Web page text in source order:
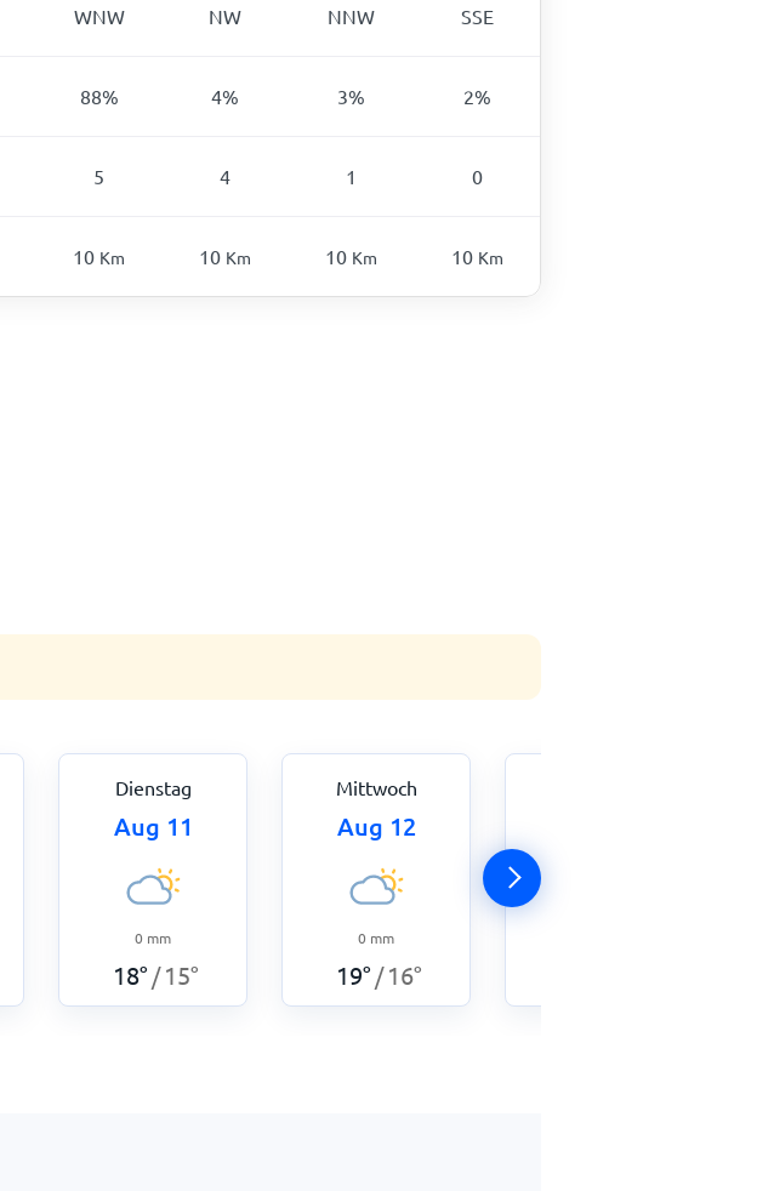
WNW NW NNW SSE
88% 4% 3% 2%
5 4 1 0
10 Km 10 Km 10 Km 10 Km
Dienstag
Aug 11
0 mm
18° / 15°
Mittwoch
Aug 12
0 mm
19° / 16°